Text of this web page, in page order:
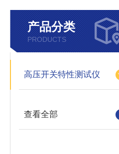
产品分类
PRODUCTS
高压开关特性测试仪
查看全部